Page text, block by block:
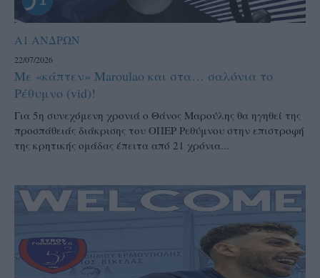
Α1 ΑΝΔΡΩΝ
22/07/2026
Με «κάπτεν» Maroulao και στα… σαλόνια το
Ρέθυμνο (vid)!
Για 5η συνεχόμενη χρονιά ο Θάνος Μαρούλης θα ηγηθεί της
προσπάθειάς διάκρισης του ΟΠΕΡ Ρεθύμνου στην επιστροφή
της κρητικής ομάδας έπειτα από 21 χρόνια...